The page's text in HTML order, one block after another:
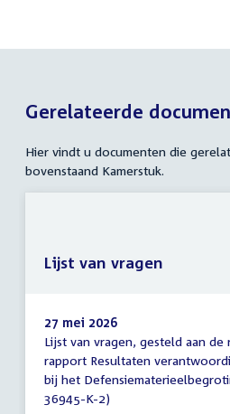
Gerelateerde
Hier vindt u documenten die
bovenstaand Kamerstuk.
Lijst
van
vragen
27 mei 2026
Lijst van vragen, gesteld aan
rapport Resultaten
bij het
36945-K-2)
Lijst van vragen